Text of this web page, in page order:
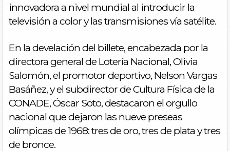
innovadora a nivel mundial al introducir la
televisión a color y las transmisiones vía satélite.
En la develación del billete, encabezada por la
directora general de Lotería Nacional, Olivia
Salomón, el promotor deportivo, Nelson Vargas
Basáñez, y el subdirector de Cultura Física de la
CONADE, Óscar Soto, destacaron el orgullo
nacional que dejaron las nueve preseas
olímpicas de 1968: tres de oro, tres de plata y tres
de bronce.